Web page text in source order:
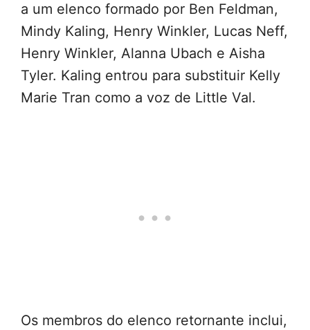
a um elenco formado por Ben Feldman,
Mindy Kaling, Henry Winkler, Lucas Neff,
Henry Winkler, Alanna Ubach e Aisha
Tyler. Kaling entrou para substituir Kelly
Marie Tran como a voz de Little Val.
Os membros do elenco retornante inclui,